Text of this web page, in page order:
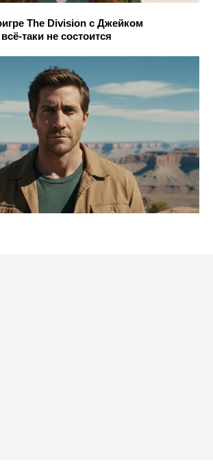
The Division с Джейком
таки не состоится